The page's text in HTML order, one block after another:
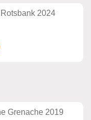
2024
Grenache 2019